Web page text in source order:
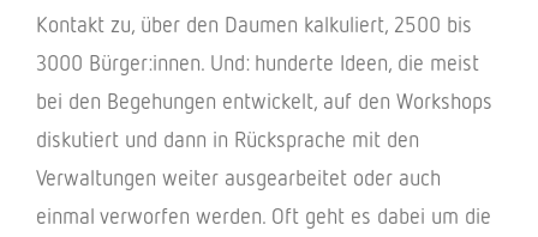
Kontakt zu, über den Daumen kalkuliert, 2500 bis
3000 Bürger:innen. Und: hunderte Ideen, die meist
bei den Begehungen entwickelt, auf den Workshops
diskutiert und dann in Rücksprache mit den
Verwaltungen weiter ausgearbeitet oder auch
einmal verworfen werden. Oft geht es dabei um die